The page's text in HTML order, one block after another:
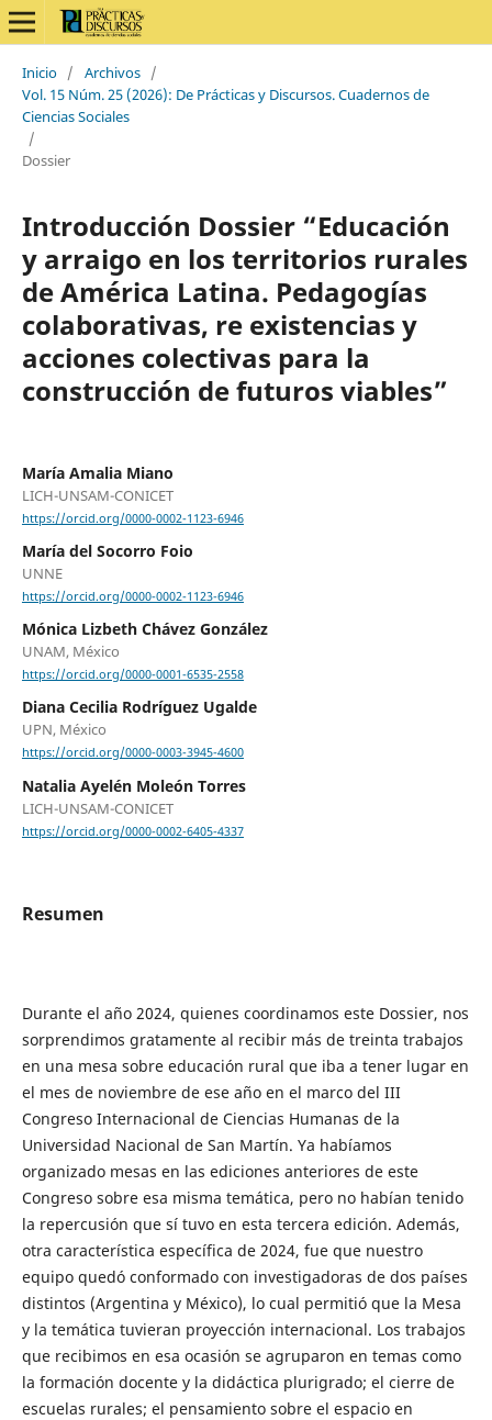
Inicio / Archivos /
Vol. 15 Núm. 25 (2026): De Prácticas y Discursos. Cuadernos de
Ciencias Sociales
/
Dossier
Introducción Dossier “Educación
y arraigo en los territorios rurales
de América Latina. Pedagogías
colaborativas, re existencias y
acciones colectivas para la
construcción de futuros viables”
María Amalia Miano
LICH-UNSAM-CONICET
https://orcid.org/0000-0002-1123-6946
María del Socorro Foio
UNNE
https://orcid.org/0000-0002-1123-6946
Mónica Lizbeth Chávez González
UNAM, México
https://orcid.org/0000-0001-6535-2558
Diana Cecilia Rodríguez Ugalde
UPN, México
https://orcid.org/0000-0003-3945-4600
Natalia Ayelén Moleón Torres
LICH-UNSAM-CONICET
https://orcid.org/0000-0002-6405-4337
Resumen
Durante el año 2024, quienes coordinamos este Dossier, nos
sorprendimos gratamente al recibir más de treinta trabajos
en una mesa sobre educación rural que iba a tener lugar en
el mes de noviembre de ese año en el marco del III
Congreso Internacional de Ciencias Humanas de la
Universidad Nacional de San Martín. Ya habíamos
organizado mesas en las ediciones anteriores de este
Congreso sobre esa misma temática, pero no habían tenido
la repercusión que sí tuvo en esta tercera edición. Además,
otra característica específica de 2024, fue que nuestro
equipo quedó conformado con investigadoras de dos países
distintos (Argentina y México), lo cual permitió que la Mesa
y la temática tuvieran proyección internacional. Los trabajos
que recibimos en esa ocasión se agruparon en temas como
la formación docente y la didáctica plurigrado; el cierre de
escuelas rurales; el pensamiento sobre el espacio en